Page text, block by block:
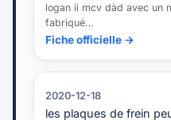
logan ii mcv dàd avec un
fabriqué…
Fiche officielle →
2020-12-18
les plaques de frein